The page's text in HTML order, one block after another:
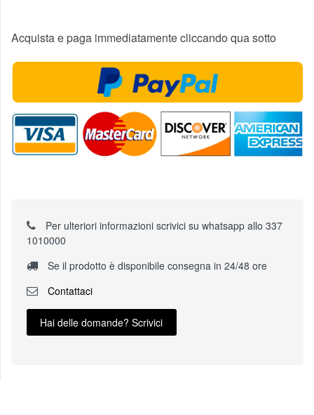
Acquista e paga immediatamente cliccando qua sotto
Per ulteriori informazioni scrivici su whatsapp allo 337
1010000
Se il prodotto è disponibile consegna in 24/48 ore
Contattaci
Hai delle domande? Scrivici